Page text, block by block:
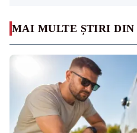
MAI MULTE ȘTIRI DIN